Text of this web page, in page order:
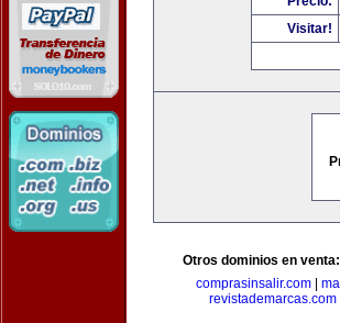
Visitar!
Otros dominios en venta:
comprasinsalir.com
revistademarcas.com